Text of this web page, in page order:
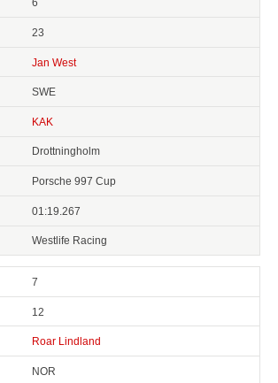
6
23
Jan West
SWE
KAK
Drottningholm
Porsche 997 Cup
01:19.267
Westlife Racing
7
12
Roar Lindland
NOR